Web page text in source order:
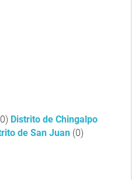
Distrito de Chingalpo
de San Juan (0)